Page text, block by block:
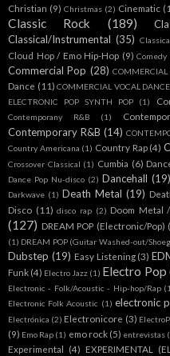
Christian (9) Christmas (2) Cinematic
Classic Rock (189)
Classical/Instrumental (35)
Cloud Hop / Emo Hip-Hop (9) Comedy
Commercial Pop (28) COMMERCIAL
Dance (11) COMMERCIAL VOCAL
ELECTRONIC POP SYNTH POP
(1)
Contemporany R&B (1)
Contemporary R&B (14)
Country Americana (1) Country Rap (4)
Crossover Classical (1) Cumbia (6)
Dance Pop Nu-disco (2) Dancehall (19)
Darkwave (1) Death Metal (19)
Disco (11) disco rap (2) Doom Metal
(127) DREAM POP (Electronic/Pop)
(1) DREAM POP (Guitar Washed-out/
Dubstep (19) Easy Listening (3)
Funk (4) Electro Jazz (1) Electro Pop
Electronic - Folk/Acoustic - Hip-hop/Rap
Electronic Folk Acoustic (1) electronic
Electrónica (2) Electronicore (3)
(9) Emo Rap (1) emo rock (5) entrevistas
Experimental (4) EXPERIMENTAL